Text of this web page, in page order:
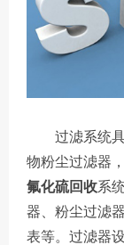
过滤系统
物粉尘过滤器
氟化硫回收系
器、粉尘过滤
表等。过滤器